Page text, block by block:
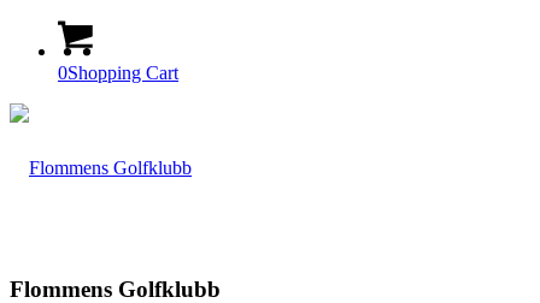
0Shopping Cart
Flommens Golfklubb